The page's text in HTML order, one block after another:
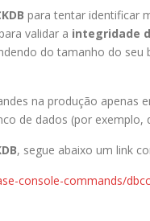
para tentar identificar
validar a integridade
do tamanho do seu
na produção apenas
de dados (por exemplo,
, segue abaixo um link
console-commands/